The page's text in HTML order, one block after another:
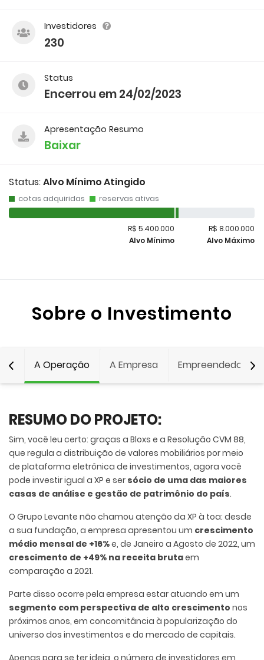
Investidores
230
Status
Encerrou em 24/02/2023
Apresentação Resumo
Baixar
Status:Alvo Mínimo Atingido
cotas adquiridas reservas ativas
R$ 5.400.000
Alvo Mínimo
R$ 8.000.000
Alvo Máximo
Sobre o Investimento
A Operação A Empresa Empreendedor
RESUMO DO PROJETO:
Sim, você leu certo: graças a Bloxs e a Resolução CVM 88,
que regula a distribuição de valores mobiliários por meio
de plataforma eletrônica de investimentos, agora você
pode investir igual a XP e ser sócio de uma das maiores
casas de análise e gestão de patrimônio do país.
O Grupo Levante não chamou atenção da XP à toa: desde
a sua fundação, a empresa apresentou um crescimento
médio mensal de +16%e, de Janeiro a Agosto de 2022, um
crescimento de +49% na receita brutaem
comparação a 2021.
Parte disso ocorre pela empresa estar atuando em um
segmento com perspectiva de alto crescimento nos
próximos anos, em concomitância à popularização do
universo dos investimentos e do mercado de capitais.
Apenas para se ter ideia, o número de investidores em